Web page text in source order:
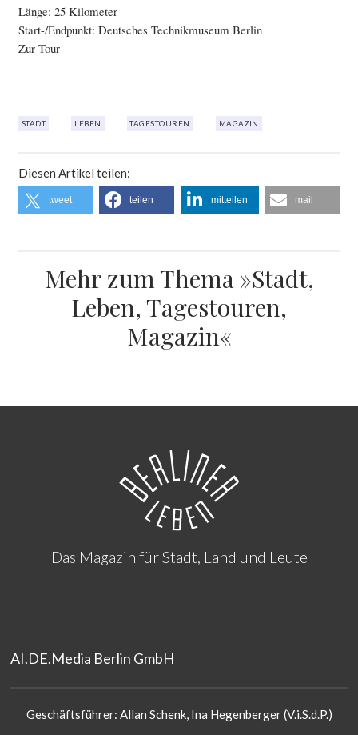
Länge: 25 Kilometer
Start-/Endpunkt: Deutsches Technikmuseum Berlin
Zur Tour
STADT LEBEN TAGESTOUREN MAGAZIN
Diesen Artikel teilen:
tweet teilen mitteilen mail
Mehr zum Thema »Stadt,
Leben, Tagestouren,
Magazin«
Das Magazin für Stadt, Land und Leute
AI.DE.Media Berlin GmbH
Geschäftsführer: Allan Schenk, Ina Hegenberger (V.i.S.d.P.)